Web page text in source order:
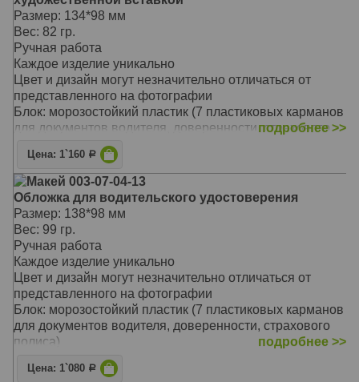
Дополнительная секция для паспорта позволит
хранить все документы в одной обложке
автолюбителям, приверженцам конкретной марки
автомобиля - BMW.
Обложка из мягкой телячьей кожи натурального
дубления выполнена мастером вручную, а для
надежности скреплена кожаным шнурком техникой
ручной оплетки.
Пластиковый блок высокого качества обеспечит
сохранность всем документам: водительское
удостоверение, доверенность, страховой полис и
другие
Размер: 134*98 мм
Вес: 82 гр.
Ручная работа
Каждое изделие уникально
Цвет и дизайн могут незначительно отличаться от
представленного на фотографии
Блок: морозостойкий пластик (7 пластиковых карманов
для документов водителя, доверенности, страхового
Тип обложки: съемная обложка, ручная оплетка
Материал обложки: натуральная кожа
Художественная вставка: фотопечать
Предлагаемая модель хорошо подойдет любителям
классики. Данная модель отличается оригинальной
художественной вставкой и изысканным цветом.
Обложка из мягкой телячьей кожи натурального
дубления выполнена мастером вручную, а для
надежности скреплена кожаным шнурком техникой
ручной оплетки
Пластиковый блок высокого качества обеспечит
сохранность всем документам: водительское
удостоверение, доверенность, страховой полис и
другие.
подробнее >>
Цена: 1`160 Р
Макей 003-07-04-13
Обложка для водительского удостоверения
Размер: 138*98 мм
Вес: 99 гр.
Ручная работа
Каждое изделие уникально
Цвет и дизайн могут незначительно отличаться от
представленного на фотографии
Блок: морозостойкий пластик (7 пластиковых карманов
для документов водителя, доверенности, страхового
полиса)
Тип обложки: съемная обложка, ручная оплетка
Материал обложки: натуральная кожа
подробнее >>
Цена: 1`080 Р